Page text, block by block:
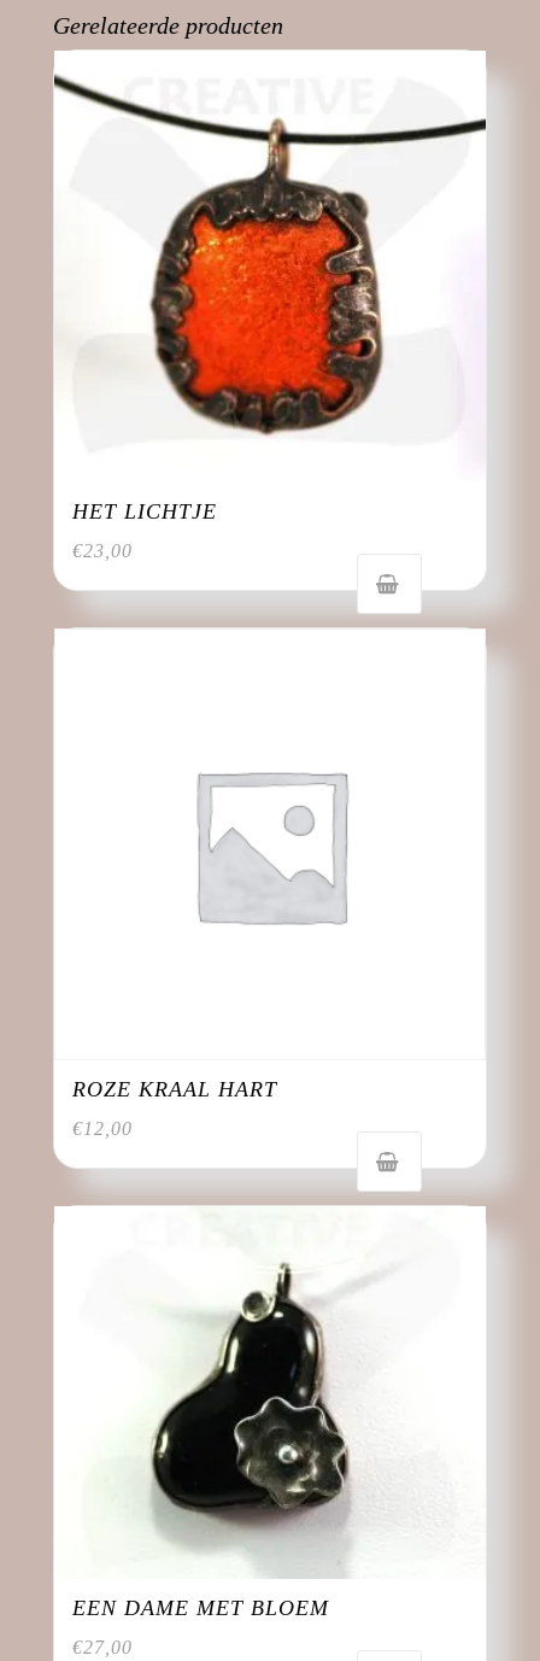
Gerelateerde producten
HET LICHTJE
€23,00
ROZE KRAAL HART
€12,00
EEN DAME MET BLOEM
€27,00